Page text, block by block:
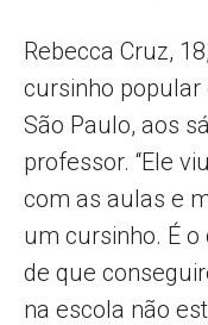
Rebecca Cruz,
cursinho popular
São Paulo, aos
professor. “Ele
com as aulas e
um cursinho. É
de que
na escola não